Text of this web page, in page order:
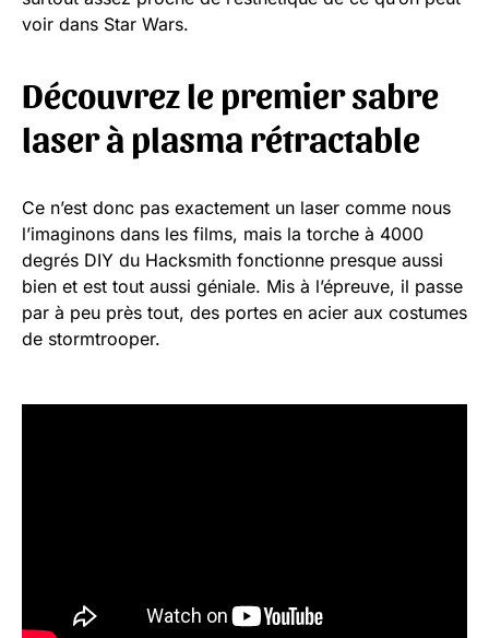
voir dans Star Wars.
Découvrez le premier sabre
laser à plasma rétractable
Ce n’est donc pas exactement un laser comme nous
l’imaginons dans les films, mais la torche à 4000
degrés DIY du Hacksmith fonctionne presque aussi
bien et est tout aussi géniale. Mis à l’épreuve, il passe
par à peu près tout, des portes en acier aux costumes
de stormtrooper.